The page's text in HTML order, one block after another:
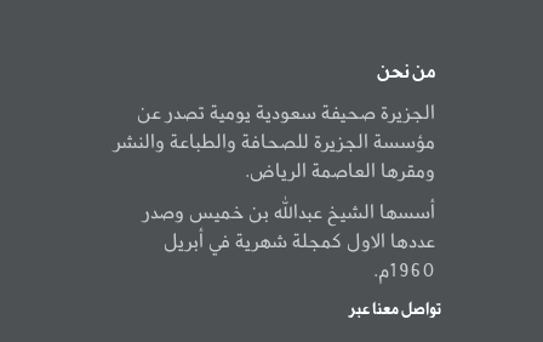
من نحن
الجزيرة صحيفة سعودية يومية تصدر عن
مؤسسة الجزيرة للصحافة والطباعة والنشر
ومقرها العاصمة الرياض.
أسسها الشيخ عبدالله بن خميس وصدر
عددها الاول كمجلة شهرية في أبريل
1960م.
تواصل معنا عبر